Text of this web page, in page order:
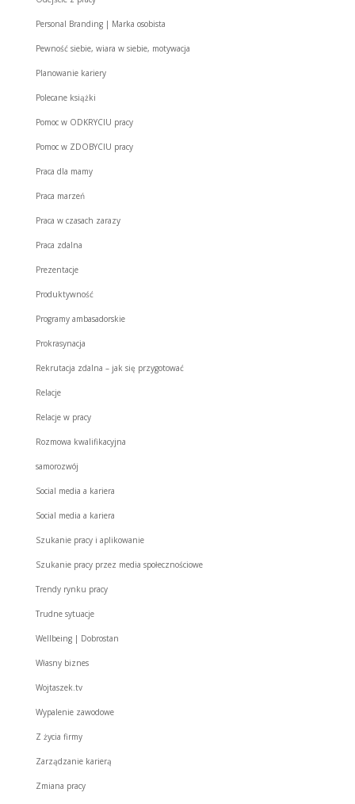
Personal Branding | Marka osobista
Pewność siebie, wiara w siebie, motywacja
Planowanie kariery
Polecane książki
Pomoc w ODKRYCIU pracy
Pomoc w ZDOBYCIU pracy
Praca dla mamy
Praca marzeń
Praca w czasach zarazy
Praca zdalna
Prezentacje
Produktywność
Programy ambasadorskie
Prokrasynacja
Rekrutacja zdalna – jak się przygotować
Relacje
Relacje w pracy
Rozmowa kwalifikacyjna
samorozwój
Social media a kariera
Social media a kariera
Szukanie pracy i aplikowanie
Szukanie pracy przez media społecznościowe
Trendy rynku pracy
Trudne sytuacje
Wellbeing | Dobrostan
Własny biznes
Wojtaszek.tv
Wypalenie zawodowe
Z życia firmy
Zarządzanie karierą
Zmiana pracy